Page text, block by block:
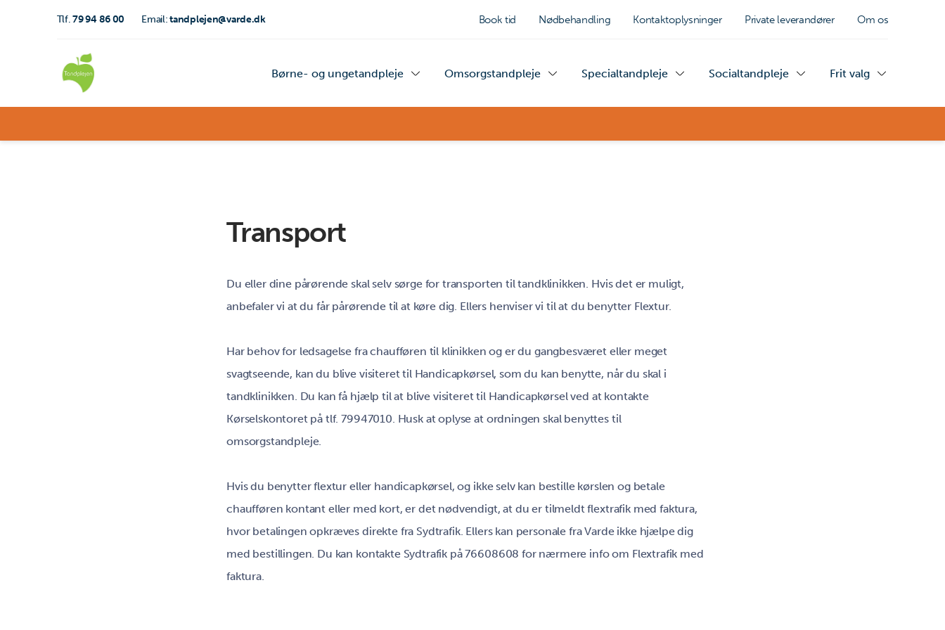
Tlf.79 94 86 00 Email:tandplejen@varde.dk Book tid Nødbehandling Kontaktoplysninger Private leverandører Om os
Børne- og ungetandpleje Omsorgstandpleje Specialtandpleje Socialtandpleje Frit valg
Transport
Du eller dine pårørende skal selv sørge for transporten til tandklinikken. Hvis det er muligt,
anbefaler vi at du får pårørende til at køre dig. Ellers henviser vi til at du benytter Flextur.
Har behov for ledsagelse fra chaufføren til klinikken og er du gangbesværet eller meget
svagtseende, kan du blive visiteret til Handicapkørsel, som du kan benytte, når du skal i
tandklinikken. Du kan få hjælp til at blive visiteret til Handicapkørsel ved at kontakte
Kørselskontoret på tlf. 79947010. Husk at oplyse at ordningen skal benyttes til
omsorgstandpleje.
Hvis du benytter flextur eller handicapkørsel, og ikke selv kan bestille kørslen og betale
chaufføren kontant eller med kort, er det nødvendigt, at du er tilmeldt flextrafik med faktura,
hvor betalingen opkræves direkte fra Sydtrafik. Ellers kan personale fra Varde ikke hjælpe dig
med bestillingen. Du kan kontakte Sydtrafik på 76608608 for nærmere info om Flextrafik med
faktura.